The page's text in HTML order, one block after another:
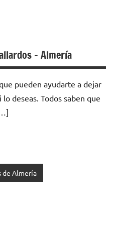
– Almería
pueden ayudarte а dejar
deseas. Todos saben quе
de Almería